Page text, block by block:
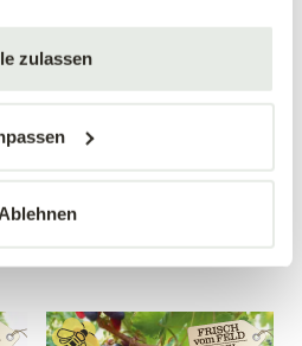
zulassen
Birnenquitte 'Bereczki'
Busch
10 Liter Topf